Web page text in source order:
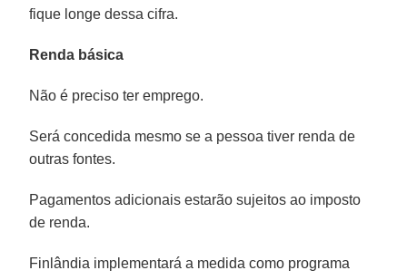
fique longe dessa cifra.
Renda básica
Não é preciso ter emprego.
Será concedida mesmo se a pessoa tiver renda de
outras fontes.
Pagamentos adicionais estarão sujeitos ao imposto
de renda.
Finlândia implementará a medida como programa